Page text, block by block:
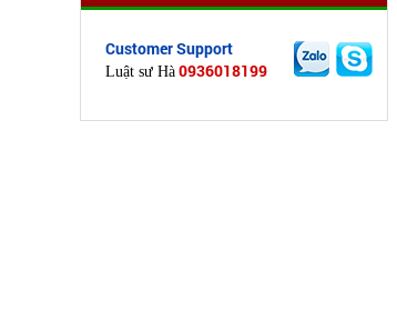
Customer Support
Luật sư Hà 0936018199